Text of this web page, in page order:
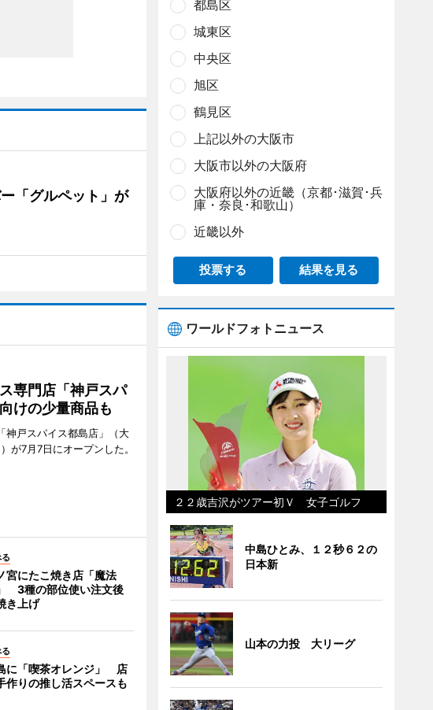
「グルペット」が
専門店「神戸スパ
けの少量商品も
神戸スパイス都島店」（大
が7月7日にオープンした。
宮にたこ焼き店「魔法
3種の部位使い注文後
き上げ
に「喫茶オレンジ」 店
作りの推し活スペースも
都島区
城東区
中央区
旭区
鶴見区
上記以外の大阪市
大阪市以外の大阪府
大阪府以外の近畿（京都･滋賀･兵
庫・奈良･和歌山）
近畿以外
投票する 結果を見る
ワールドフォトニュース
２２歳吉沢がツアー初Ｖ 女子ゴルフ
中島ひとみ、１２秒６２の
日本新
山本の力投 大リーグ